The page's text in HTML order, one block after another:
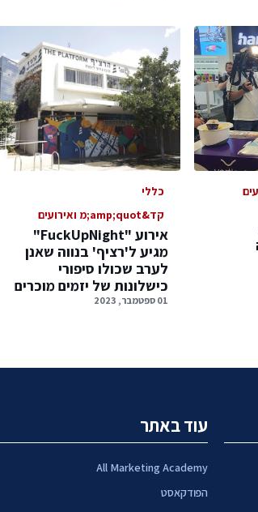
כללי
קד&amp;quot;מ ואירועים
אירוע "FuckUpNight"
מגיע ל'רציף' בנווה שאנן
לערב שכולו סיפורי
כישלונות של יזמים מוכרים
01 ספטמבר, 2023
עוד באתר
All Marketing Academy
הפודקאסט